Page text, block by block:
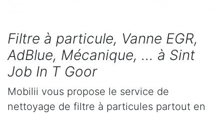
Filtre à particule, Vanne EGR,
AdBlue, Mécanique, ... à Sint
Job In T Goor
Mobilii vous propose le service de
nettoyage de filtre à particules partout en